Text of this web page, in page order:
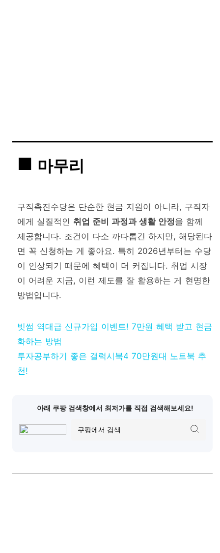
마무리
구직촉진수당은 단순한 현금 지원이 아니라, 구직자
에게 실질적인 취업 준비 과정과 생활 안정을 함께
제공합니다. 조건이 다소 까다롭긴 하지만, 해당된다
면 꼭 신청하는 게 좋아요. 특히 2026년부터는 수당
이 인상되기 때문에 혜택이 더 커집니다. 취업 시장
이 어려운 지금, 이런 제도를 잘 활용하는 게 현명한
방법입니다.
빗썸 역대급 신규가입 이벤트! 7만원 혜택 받고 현금
화하는 방법
투자공부하기 좋은 갤럭시북4 70만원대 노트북 추
천!
아래 쿠팡 검색창에서 최저가를 직접 검색해보세요!